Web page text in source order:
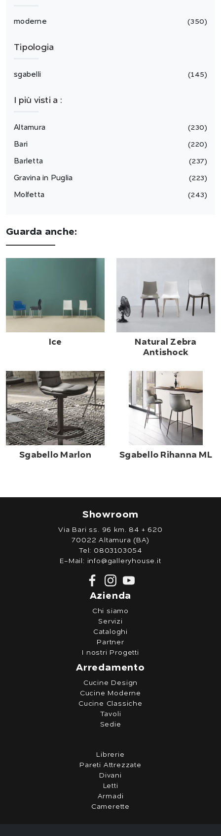
moderne 350
Tipologia
sgabelli 145
I più visti a :
Altamura 230
Bari 220
Barletta 237
Gravina in Puglia 223
Molfetta 243
Guarda anche:
Ice
Natural Zebra
Antishock
Sgabello Marlon Sgabello Rihanna ML
Showroom
Via Bari ss. 96 km. 84 + 620
70022 Altamura (BA)
Tel: 0803103054
E-Mail: info@galleryhouse.it
Azienda
Chi siamo
Servizi
Cataloghi
Partner
I nostri Progetti
Arredamento
Cucine Design
Cucine Moderne
Cucine Classiche
Tavoli
Sedie
Librerie
Pareti Attrezzate
Divani
Letti
Armadi
Camerette